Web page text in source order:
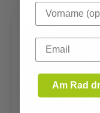
Dein Vorname
Email
Am Rad